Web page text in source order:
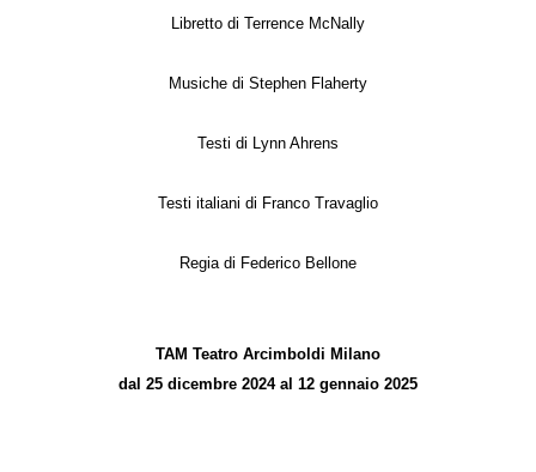
Libretto di Terrence McNally
Musiche di Stephen Flaherty
Testi di Lynn Ahrens
Testi italiani di Franco Travaglio
Regia di Federico Bellone
TAM Teatro Arcimboldi Milano
dal 25 dicembre 2024 al 12 gennaio 2025